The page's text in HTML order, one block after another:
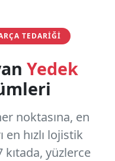
TEDARIĞI
Yedek
noktasına, en
hızlı lojistik
kıtada, yüzlerce